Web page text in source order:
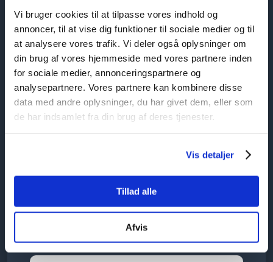
Vi bruger cookies til at tilpasse vores indhold og
annoncer, til at vise dig funktioner til sociale medier og til
at analysere vores trafik. Vi deler også oplysninger om
din brug af vores hjemmeside med vores partnere inden
for sociale medier, annonceringspartnere og
analysepartnere. Vores partnere kan kombinere disse
data med andre oplysninger, du har givet dem, eller som
de har indsamlet fra din brug af deres tjenester.
Vis detaljer
Tillad alle
Afvis